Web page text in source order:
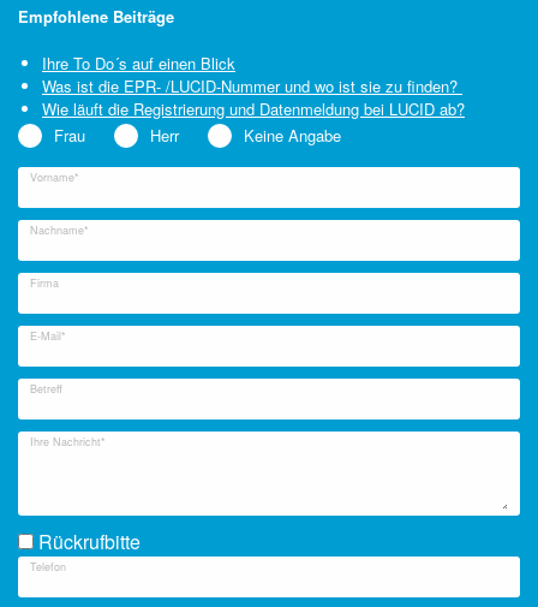
Empfohlene Beiträge
Ihre To Do´s auf einen Blick
Was ist die EPR- /LUCID-Nummer und wo ist sie zu finden?
Wie läuft die Registrierung und Datenmeldung bei LUCID ab?
Frau
Herr Keine Angabe
Vorname*
Nachname*
Firma
E-Mail*
Betreff
Ihre Nachricht*
Rückrufbitte
Telefon